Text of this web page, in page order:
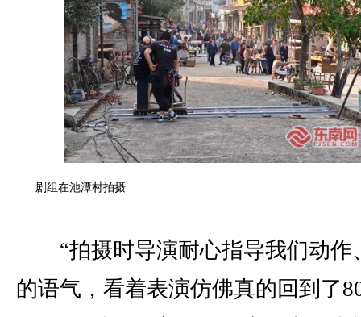
剧组在池潭村拍摄
“拍摄时导演耐心指导我们动作
的语气，看着表演仿佛真的回到了